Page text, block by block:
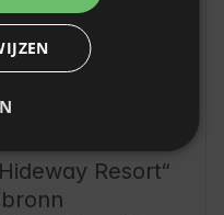
Resort“